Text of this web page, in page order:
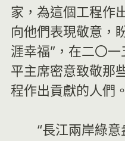
家，為這個工程作
向他們表現敬意，
涯幸福”，在二〇
平主席密意致敬那
程作出貢獻的人們。
“長江兩岸綠